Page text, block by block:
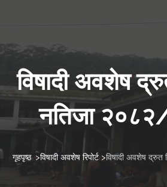
विषादी अवशेष
नतिजा
गृहपृष्ठ >विषादी अवशेष रिपोर्ट>विषादी अवशेष